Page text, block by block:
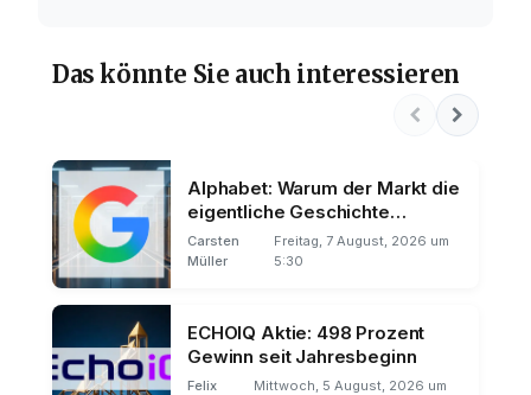
Das könnte Sie auch interessieren
Alphabet: Warum der Markt die
eigentliche Geschichte
übersieht
Carsten
Müller
Freitag, 7 August, 2026 um
5:30
ECHOIQ Aktie: 498 Prozent
Gewinn seit Jahresbeginn
Felix
Mittwoch, 5 August, 2026 um